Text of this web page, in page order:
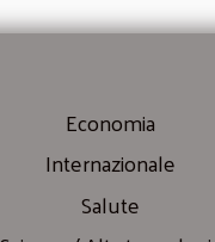
Economia
Internazionale
Salute